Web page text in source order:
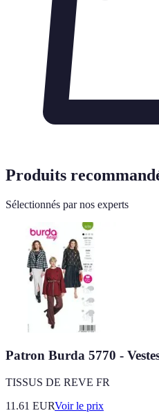
Produits
Sélectionnés par nos experts
Patron Burda 5770 -
TISSUS DE REVE FR
11.61 EURVoir le prix